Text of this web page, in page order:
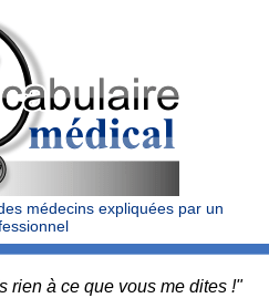
médecins expliquées par un
rien à ce que vous me dites !"